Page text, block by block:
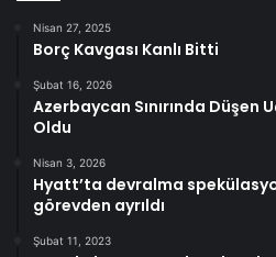
Nisan 27, 2025
Borç Kavgası Kanlı Bitti
Şubat 16, 2026
Azerbaycan Sınırında Düşen
Oldu
Nisan 3, 2026
Hyatt’ta devralma
görevden ayrıldı
Şubat 11, 2023